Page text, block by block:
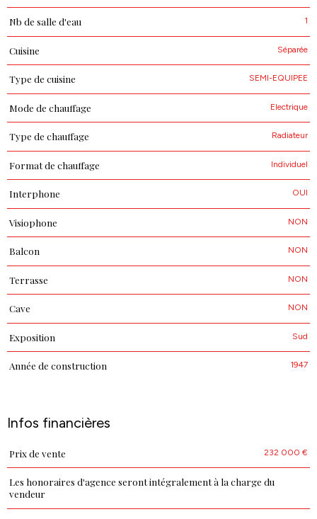
Nb de salle d'eau 1
Cuisine Séparée
Type de cuisine SEMI-EQUIPEE
Mode de chauffage Electrique
Type de chauffage Radiateur
Format de chauffage Individuel
Interphone OUI
Visiophone NON
Balcon NON
Terrasse NON
Cave NON
Exposition Sud
Année de construction 1947
Infos financières
Caractéristiques
Prix de vente 232 000 €
Les honoraires d'agence seront intégralement à la charge du
vendeur